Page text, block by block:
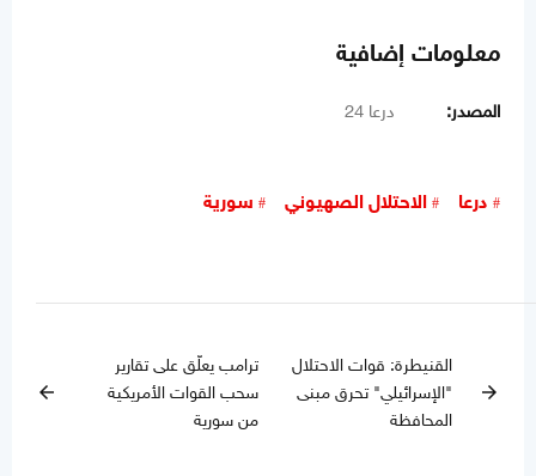
معلومات إضافية
المصدر: درعا 24
درعا الاحتلال الصهيوني سورية
arrow_forward
القنيطرة: قوات الاحتلال
"الإسرائيلي" تحرق مبنى
المحافظة
ترامب يعلّق على تقارير
سحب القوات الأمريكية
من سورية
arrow_back